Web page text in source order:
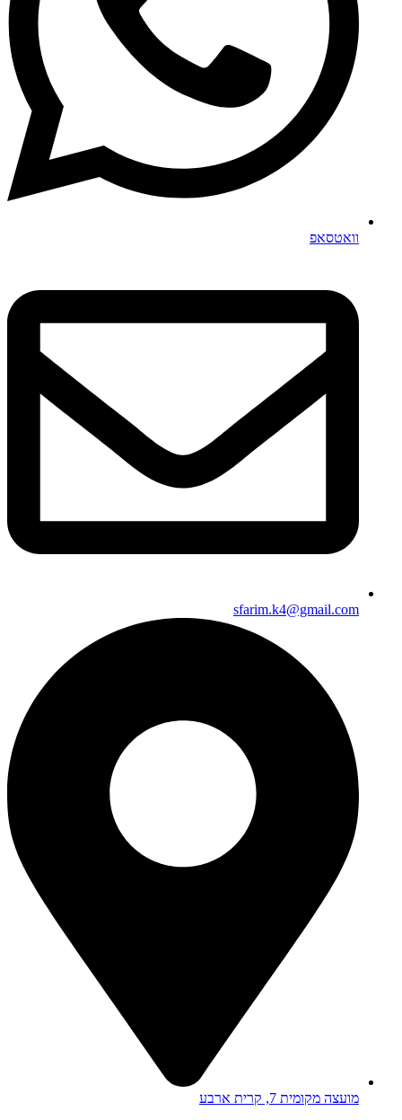
וואטסאפ
sfarim.k4@gmail.com
מועצה מקומית 7, קרית ארבע